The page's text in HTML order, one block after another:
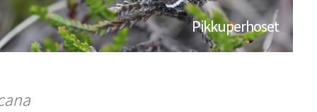
Pikkuperhoset